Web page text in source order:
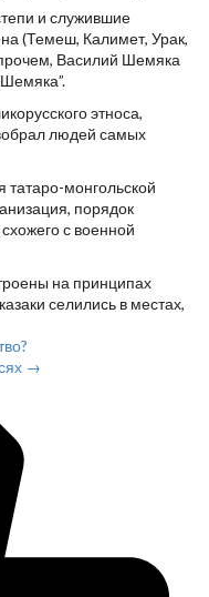
и служившие
(Темеш, Калимет, Урак,
Василий Шемяка
этноса,
людей самых
монгольской
порядок
с военной
на принципах
селились в местах,
→